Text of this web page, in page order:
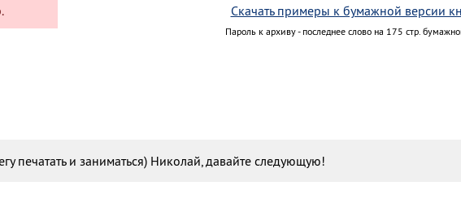
Скачать примеры к бумажной версии
Пароль к архиву - последнее слово на 175 стр.
печатать и заниматься) Николай, давайте следующую!